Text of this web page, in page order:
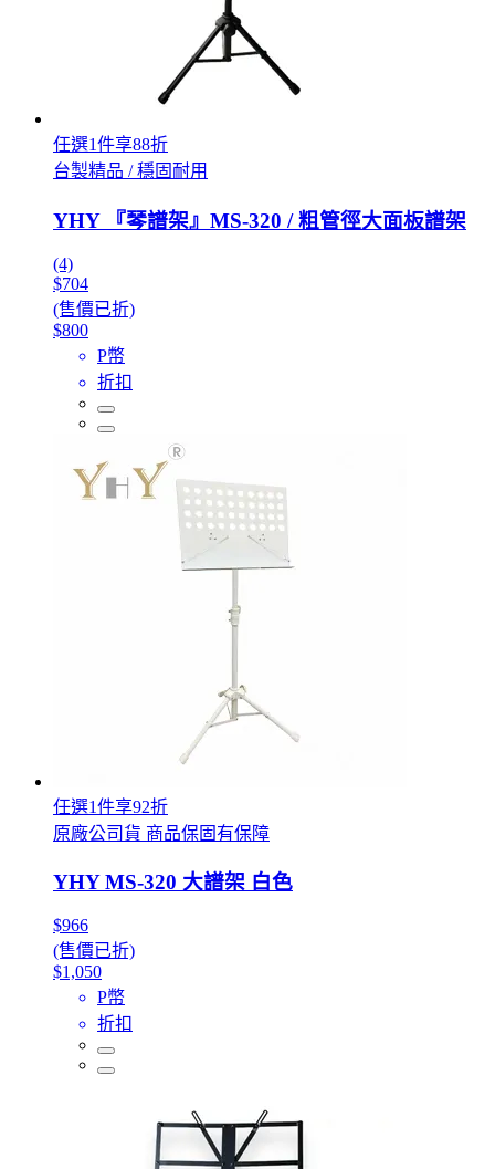
任選1件享88折
台製精品 / 穩固耐用
YHY 『琴譜架』MS-320 / 粗管徑大面板譜架
(4)
$704
(售價已折)
$800
P幣
折扣
任選1件享92折
原廠公司貨 商品保固有保障
YHY MS-320 大譜架 白色
$966
(售價已折)
$1,050
P幣
折扣